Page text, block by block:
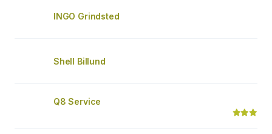
INGO Grindsted
Shell Billund
Q8 Service